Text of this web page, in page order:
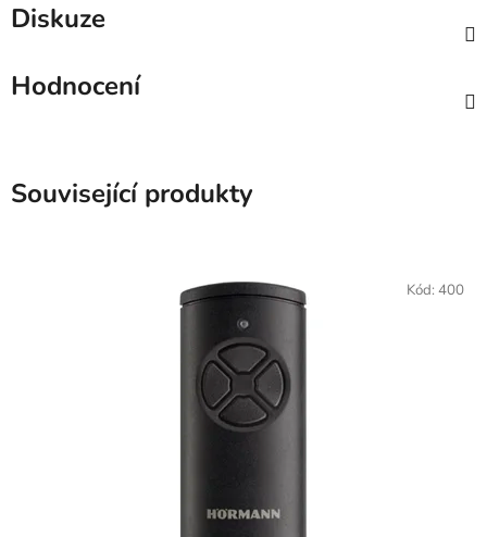
Diskuze
Hodnocení
Související produkty
Kód: 400